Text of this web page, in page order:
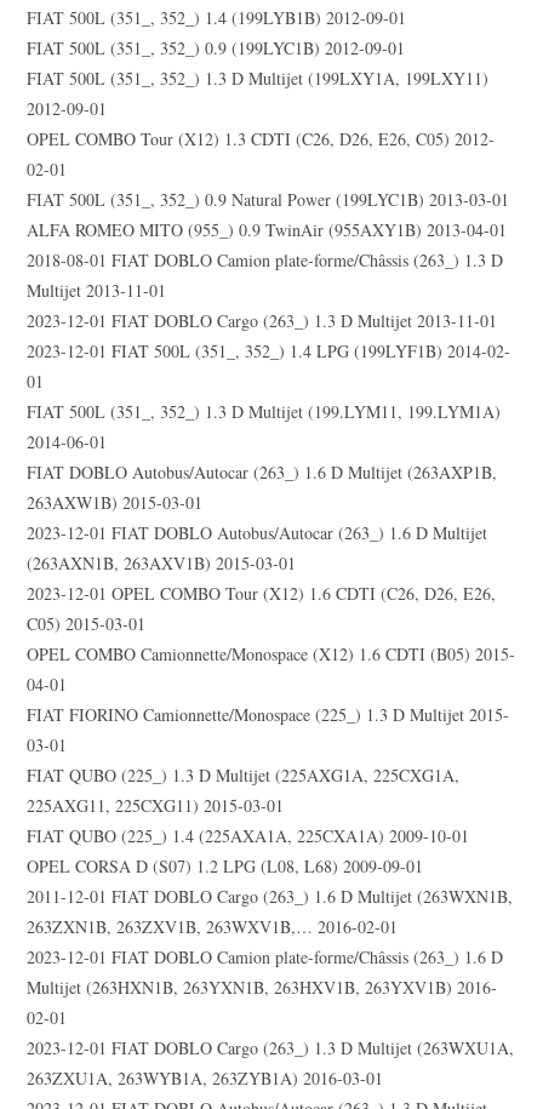
FIAT 500L (351_, 352_) 1.4 (199LYB1B) 2012-09-01
FIAT 500L (351_, 352_) 0.9 (199LYC1B) 2012-09-01
FIAT 500L (351_, 352_) 1.3 D Multijet (199LXY1A, 199LXY11)
2012-09-01
OPEL COMBO Tour (X12) 1.3 CDTI (C26, D26, E26, C05) 2012-
02-01
FIAT 500L (351_, 352_) 0.9 Natural Power (199LYC1B) 2013-03-01
ALFA ROMEO MITO (955_) 0.9 TwinAir (955AXY1B) 2013-04-01
2018-08-01 FIAT DOBLO Camion plate-forme/Châssis (263_) 1.3 D
Multijet 2013-11-01
2023-12-01 FIAT DOBLO Cargo (263_) 1.3 D Multijet 2013-11-01
2023-12-01 FIAT 500L (351_, 352_) 1.4 LPG (199LYF1B) 2014-02-
01
FIAT 500L (351_, 352_) 1.3 D Multijet (199.LYM11, 199.LYM1A)
2014-06-01
FIAT DOBLO Autobus/Autocar (263_) 1.6 D Multijet (263AXP1B,
263AXW1B) 2015-03-01
2023-12-01 FIAT DOBLO Autobus/Autocar (263_) 1.6 D Multijet
(263AXN1B, 263AXV1B) 2015-03-01
2023-12-01 OPEL COMBO Tour (X12) 1.6 CDTI (C26, D26, E26,
C05) 2015-03-01
OPEL COMBO Camionnette/Monospace (X12) 1.6 CDTI (B05) 2015-
04-01
FIAT FIORINO Camionnette/Monospace (225_) 1.3 D Multijet 2015-
03-01
FIAT QUBO (225_) 1.3 D Multijet (225AXG1A, 225CXG1A,
225AXG11, 225CXG11) 2015-03-01
FIAT QUBO (225_) 1.4 (225AXA1A, 225CXA1A) 2009-10-01
OPEL CORSA D (S07) 1.2 LPG (L08, L68) 2009-09-01
2011-12-01 FIAT DOBLO Cargo (263_) 1.6 D Multijet (263WXN1B,
263ZXN1B, 263ZXV1B, 263WXV1B,… 2016-02-01
2023-12-01 FIAT DOBLO Camion plate-forme/Châssis (263_) 1.6 D
Multijet (263HXN1B, 263YXN1B, 263HXV1B, 263YXV1B) 2016-
02-01
2023-12-01 FIAT DOBLO Cargo (263_) 1.3 D Multijet (263WXU1A,
263ZXU1A, 263WYB1A, 263ZYB1A) 2016-03-01